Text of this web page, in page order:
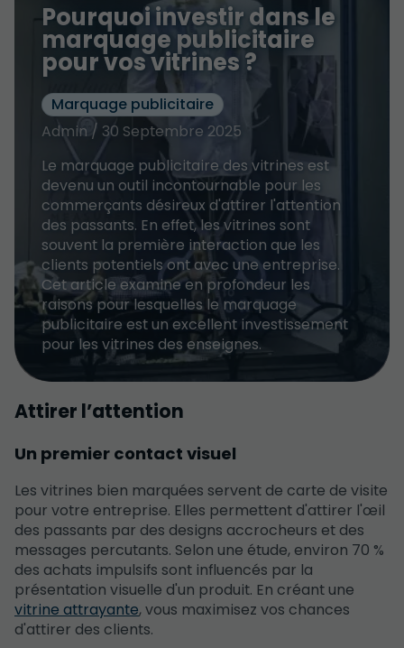
Pourquoi investir dans le
marquage publicitaire
pour vos vitrines ?
Marquage publicitaire
Admin / 30 Septembre 2025
Le marquage publicitaire des vitrines est
devenu un outil incontournable pour les
commerçants désireux d'attirer l'attention
des passants. En effet, les vitrines sont
souvent la première interaction que les
clients potentiels ont avec une entreprise.
Cet article examine en profondeur les
raisons pour lesquelles le marquage
publicitaire est un excellent investissement
pour les vitrines des enseignes.
Attirer l’attention
Un premier contact visuel
Les vitrines bien marquées servent de carte de visite
pour votre entreprise. Elles permettent d'attirer l'œil
des passants par des designs accrocheurs et des
messages percutants. Selon une étude, environ 70 %
des achats impulsifs sont influencés par la
présentation visuelle d'un produit. En créant une
vitrine attrayante, vous maximisez vos chances
d'attirer des clients.